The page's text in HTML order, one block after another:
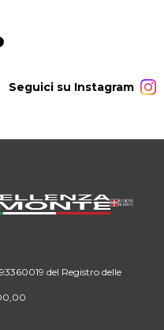
Seguici su Instagram
del Registro delle